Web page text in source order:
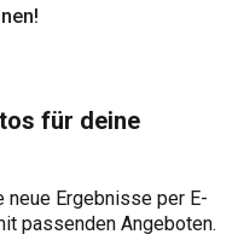
für deine
neue Ergebnisse per E-
passenden Angeboten.